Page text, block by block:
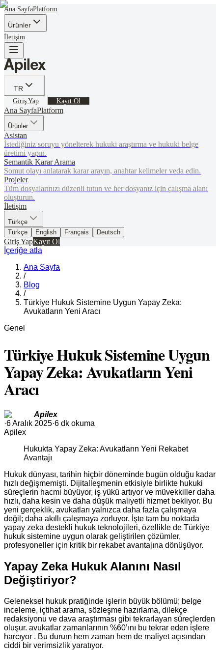
Ana SayfaPlatform
Ürünler
İletişim
TR
Giriş Yap Kayıt Ol
Ana SayfaPlatform
Ürünler
Asistan
İstediğiniz soruyu yönelterek hukuki araştırma ve hukuki belge
üretimi yapın.
Semantik Karar Arama
Somut olayı anlatarak karar arayın, anahtar kelimeler veda edin.
Projeler
Tüm dosyalarınızı düzenli tutun ve her dosyanız için çalışma alanı
oluşturun.
İletişim
Türkçe
Türkçe
English Français Deutsch
Giriş YapKayıt Ol
İçeriğe atla
Ana Sayfa
/
Blog
/
Türkiye Hukuk Sistemine Uygun Yapay Zeka:
Avukatların Yeni Aracı
Genel
Türkiye Hukuk Sistemine Uygun
Yapay Zeka: Avukatların Yeni
Aracı
Apilex
·6 Aralık 2025·6 dk okuma
Apilex
Hukukta Yapay Zeka: Avukatların Yeni Rekabet
Avantajı
Hukuk dünyası, tarihin hiçbir döneminde bugün olduğu kadar
hızlı değişmemişti. Dijitalleşmenin etkisiyle birlikte hukuki
süreçlerin hacmi büyüyor, iş yükü artıyor ve müvekkiller daha
hızlı, daha kesin ve daha düşük maliyetli hizmet bekliyor. Bu
yeni gerçeklik, avukatları yalnızca daha fazla çalışmaya
değil; daha akıllı çalışmaya zorluyor. İşte tam bu noktada
yapay zeka destekli hukuk teknolojileri, özellikle de Türkiye
hukuk sistemine uygun olarak geliştirilen çözümler,
profesyoneller için kritik bir rekabet avantajına dönüşüyor.
Yapay Zeka Hukuk Alanını Nasıl
Değiştiriyor?
Geleneksel hukuk pratiğinde işlerin büyük bölümü; belge
inceleme, içtihat arama, sözleşme hazırlama, dilekçe
redaksiyonu ve dava araştırması gibi tekrarlayan süreçlerden
oluşur. avukatlar zamanlarının %60’ını bu tekrar eden işlere
harcıyor . Bu durum hem zaman hem de maliyet açısından
ciddi bir verimsizlik yaratıyor.